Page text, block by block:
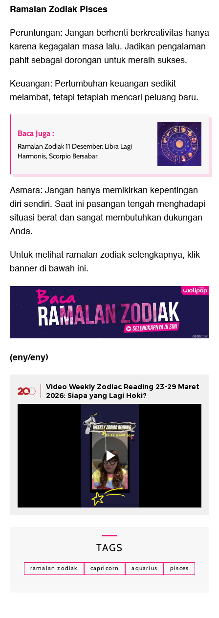
Ramalan Zodiak Pisces
Peruntungan: Jangan berhenti berkreativitas hanya
karena kegagalan masa lalu. Jadikan pengalaman
pahit sebagai dorongan untuk meraih sukses.
Keuangan: Pertumbuhan keuangan sedikit
melambat, tetapi tetaplah mencari peluang baru.
Baca Juga :
Ramalan Zodiak 11 Desember: Libra Lagi
Harmonis, Scorpio Bersabar
Asmara: Jangan hanya memikirkan kepentingan
diri sendiri. Saat ini pasangan tengah menghadapi
situasi berat dan sangat membutuhkan dukungan
Anda.
Untuk melihat ramalan zodiak selengkapnya, klik
banner di bawah ini.
(eny/eny)
Video Weekly Zodiac Reading 23-29 Maret
2026: Siapa yang Lagi Hoki?
TAGS
ramalan zodiak capricorn aquarius pisces